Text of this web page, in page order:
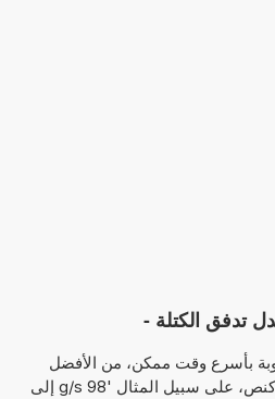
تدفق الكتلة -
بأسرع وقت ممكن، من الأفضل
إدخال القيمة المراد تحويلها كنص، على سبيل المثال '98 g/s إلى